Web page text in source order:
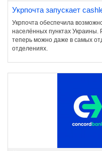
Укрпочта запускает
Укрпочта обеспечила
населённых пунктах Украины.
теперь можно даже в самых
отделениях.